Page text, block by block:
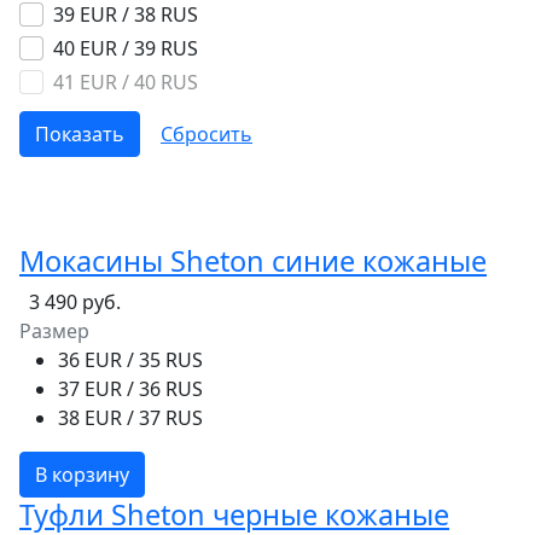
39 EUR / 38 RUS
40 EUR / 39 RUS
41 EUR / 40 RUS
Мокасины Sheton синие кожаные
3 490 руб.
Размер
36 EUR / 35 RUS
37 EUR / 36 RUS
38 EUR / 37 RUS
В корзину
Туфли Sheton черные кожаные